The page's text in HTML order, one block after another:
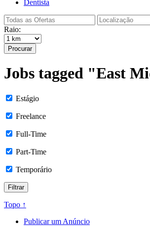
Dentista
Raio:
Procurar
Jobs tagged "East
Estágio
Freelance
Full-Time
Part-Time
Temporário
Topo ↑
Publicar um Anúncio